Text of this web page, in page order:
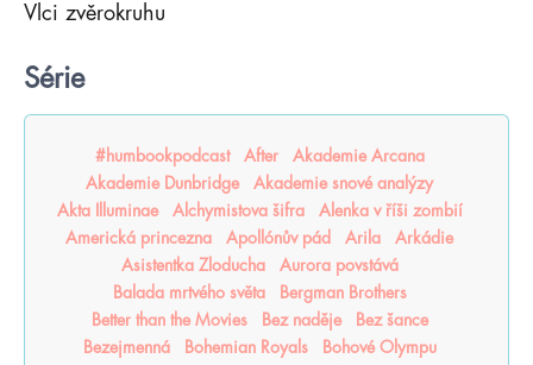
Vlci zvěrokruhu
Série
#humbookpodcast After
Akademie Arcana
Akademie Dunbridge
Akademie snové analýzy
Akta Illuminae
Alchymistova šifra
Alenka v říši zombií
Americká princezna
Apollónův pád Arila
Arkádie
Asistentka Zloducha
Aurora povstává
Balada mrtvého světa
Bergman Brothers
Better than the Movies
Bez naděje
Bez šance
Bezejmenná
Bohemian Royals
Bohové Olympu